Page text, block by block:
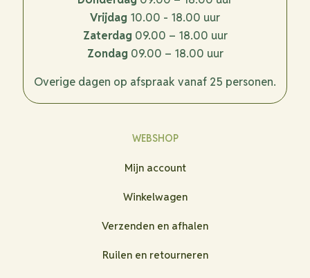
Vrijdag 10.00 - 18.00 uur
Zaterdag 09.00 – 18.00 uur
Zondag 09.00 – 18.00 uur
Overige dagen op afspraak vanaf 25 personen.
WEBSHOP
Mijn account
Winkelwagen
Verzenden en afhalen
Ruilen en retourneren